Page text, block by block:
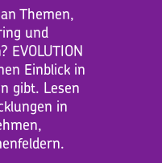
Themen,
und
EVOLUTION
Einblick in
gibt. Lesen
in